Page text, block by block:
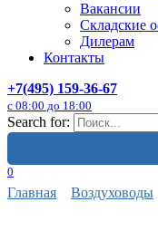
Вакансии
Складские
Дилерам
Контакты
+7(495) 159-36-67
с 08:00 до 18:00
Search for:
0
Главная Воздуховоды